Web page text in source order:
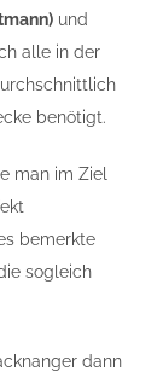
und
alle in der
benötigt.
man im Ziel
bemerkte
sogleich
dann